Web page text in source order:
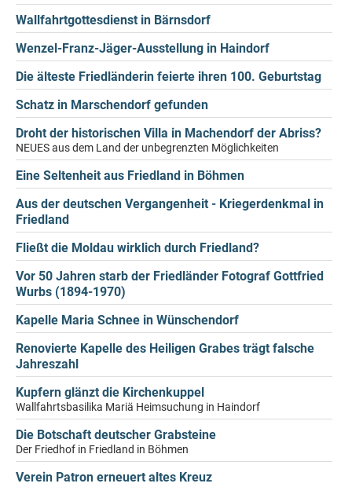
Wallfahrtgottesdienst in Bärnsdorf
Wenzel-Franz-Jäger-Ausstellung in Haindorf
Die älteste Friedländerin feierte ihren 100. Geburtstag
Schatz in Marschendorf gefunden
Droht der historischen Villa in Machendorf der Abriss?
NEUES aus dem Land der unbegrenzten Möglichkeiten
Eine Seltenheit aus Friedland in Böhmen
Aus der deutschen Vergangenheit - Kriegerdenkmal in
Friedland
Fließt die Moldau wirklich durch Friedland?
Vor 50 Jahren starb der Friedländer Fotograf Gottfried
Wurbs (1894-1970)
Kapelle Maria Schnee in Wünschendorf
Renovierte Kapelle des Heiligen Grabes trägt falsche
Jahreszahl
Kupfern glänzt die Kirchenkuppel
Wallfahrtsbasilika Mariä Heimsuchung in Haindorf
Die Botschaft deutscher Grabsteine
Der Friedhof in Friedland in Böhmen
Verein Patron erneuert altes Kreuz